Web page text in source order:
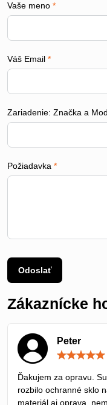
Vaše meno *
Váš Email *
Zariadenie: Značka a
Požiadavka *
Odoslať
Zákaznícke
Peter
Ďakujem za opravu.
rozbilo ochranné sklo
materiál aj oprava,